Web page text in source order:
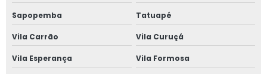
Janela sobreposta de correr em são paulo
Janela sobreposta de giro
Janela sobreposta de giro em são paulo
Sapopemba Tatuapé
Vila Carrão Vila Curuçá
Vila Esperança Vila Formosa